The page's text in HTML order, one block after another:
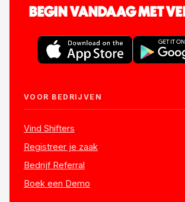
BEGIN VANDAAG MET
VOOR BEDRIJVEN
Vind Shifters
Registreer je zaak
Bedrijf Referral
Boek een Demo